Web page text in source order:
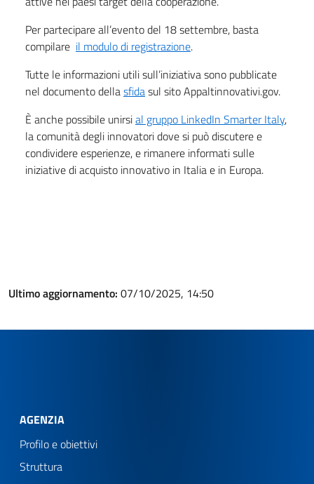
Per partecipare all’evento del 18 settembre, basta
compilare il modulo di registrazione.
Tutte le informazioni utili sull’iniziativa sono pubblicate
nel documento dellasfidasul sito Appaltinnovativi.gov.
È anche possibile unirsial gruppo LinkedIn Smarter Italy,
la comunità degli innovatori dove si può discutere e
condividere esperienze, e rimanere informati sulle
iniziative di acquisto innovativo in Italia e in Europa.
Ultimo aggiornamento: 07/10/2025, 14:50
AGENZIA
Profilo e obiettivi
Struttura